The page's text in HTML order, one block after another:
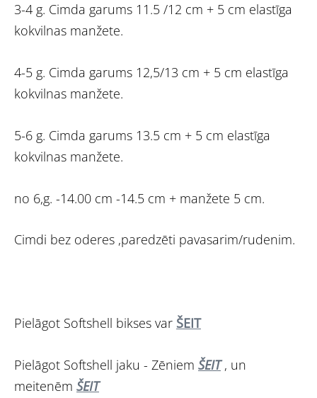
3-4 g. Cimda garums 11.5 /12 cm + 5 cm elastīga
kokvilnas manžete.
4-5 g. Cimda garums 12,5/13 cm + 5 cm elastīga
kokvilnas manžete.
5-6 g. Cimda garums 13.5 cm + 5 cm elastīga
kokvilnas manžete.
no 6,g. -14.00 cm -14.5 cm + manžete 5 cm.
Cimdi bez oderes ,paredzēti pavasarim/rudenim.
Pielāgot Softshell bikses var ŠEIT
Pielāgot Softshell jaku - Zēniem ŠEIT, un
meitenēm ŠEIT